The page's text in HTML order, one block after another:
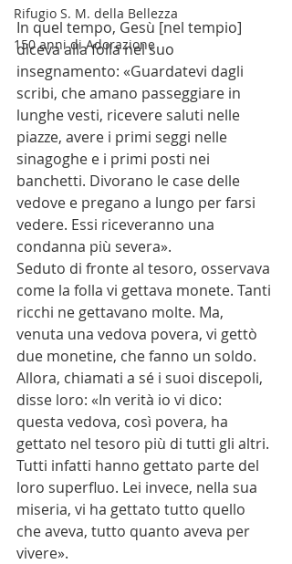
Rifugio S. M. della Bellezza
150 anni di Adorazione
In quel tempo, Gesù [nel tempio]
diceva alla folla nel suo
insegnamento: «Guardatevi dagli
scribi, che amano passeggiare in
lunghe vesti, ricevere saluti nelle
piazze, avere i primi seggi nelle
sinagoghe e i primi posti nei
banchetti. Divorano le case delle
vedove e pregano a lungo per farsi
vedere. Essi riceveranno una
condanna più severa».
Seduto di fronte al tesoro, osservava
come la folla vi gettava monete. Tanti
ricchi ne gettavano molte. Ma,
venuta una vedova povera, vi gettò
due monetine, che fanno un soldo.
Allora, chiamati a sé i suoi discepoli,
disse loro: «In verità io vi dico:
questa vedova, così povera, ha
gettato nel tesoro più di tutti gli altri.
Tutti infatti hanno gettato parte del
loro superfluo. Lei invece, nella sua
miseria, vi ha gettato tutto quello
che aveva, tutto quanto aveva per
vivere».